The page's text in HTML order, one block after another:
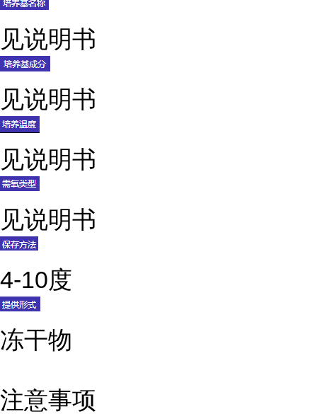
见说明书
见说明书
见说明书
见说明书
4-10度
冻干物
注意事项